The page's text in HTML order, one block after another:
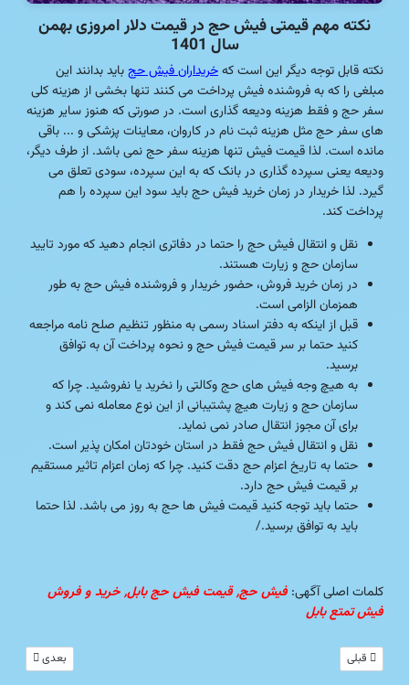
نکته مهم قیمتی فیش حج در قیمت دلار امروزی بهمن
سال 1401
نکته قابل توجه دیگر این است کهخریداران فیش حجباید بدانند این
مبلغی را که به فروشنده فیش پرداخت می کنند تنها بخشی از هزینه کلی
سفر حج و فقط هزینه ودیعه گذاری است. در صورتی که هنوز سایر هزینه
های سفر حج مثل هزینه ثبت نام در کاروان، معاینات پزشکی و ... باقی
مانده است. لذا قیمت فیش تنها هزینه سفر حج نمی باشد. از طرف دیگر،
ودیعه یعنی سپرده گذاری در بانک که به این سپرده، سودی تعلق می
گیرد. لذا خریدار در زمان خرید فیش حج باید سود این سپرده را هم
پرداخت کند.
نقل و انتقال فیش حج را حتما در دفاتری انجام دهید که مورد تایید
سازمان حج و زیارت هستند.
در زمان خرید فروش، حضور خریدار و فروشنده فیش حج به طور
همزمان الزامی است.
قبل از اینکه به دفتر اسناد رسمی به منظور تنظیم صلح نامه مراجعه
کنید حتما بر سر قیمت فیش حج و نحوه پرداخت آن به توافق
برسید.
به هیچ وجه فیش های حج وکالتی را نخرید یا نفروشید. چرا که
سازمان حج و زیارت هیچ پشتیبانی از این نوع معامله نمی کند و
برای آن مجوز انتقال صادر نمی نماید.
نقل و انتقال فیش حج فقط در استان خودتان امکان پذیر است.
حتما به تاریخ اعزام حج دقت کنید. چرا که زمان اعزام تاثیر مستقیم
بر قیمت فیش حج دارد.
حتما باید توجه کنید قیمت فیش ها حج به روز می باشد. لذا حتما
باید به توافق برسید./
کلمات اصلی آگهی: فیش حج, قیمت فیش حج بابل, خرید و فروش
فیش تمتع بابل
مطلب قبلی: دو فروشنده فیش حج تمتع(واجب) از استان تهران جهت انتقال فوری
قبلی مطلب بعدی:
بعدی